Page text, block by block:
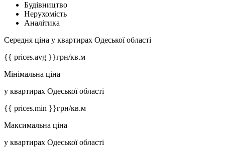
Будівництво
Нерухомість
Аналітика
Середня ціна у квартирах Одеської області
{{ prices.avg }}грн/кв.м
Мінімальна ціна
у квартирах Одеської області
{{ prices.min }}грн/кв.м
Максимальна ціна
у квартирах Одеської області